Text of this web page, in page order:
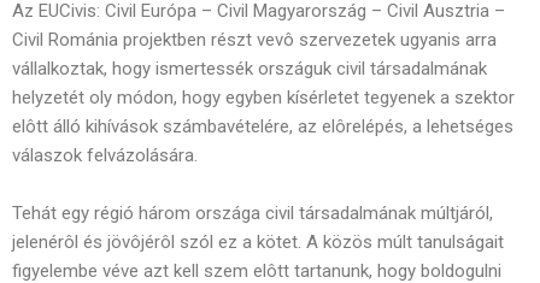
Az EUCivis: Civil Európa – Civil Magyarország – Civil Ausztria –
Civil Románia projektben részt vevô szervezetek ugyanis arra
vállalkoztak, hogy ismertessék országuk civil társadalmának
helyzetét oly módon, hogy egyben kísérletet tegyenek a szektor
elôtt álló kihívások számbavételére, az elôrelépés, a lehetséges
válaszok felvázolására.
Tehát egy régió három országa civil társadalmának múltjáról,
jelenérôl és jövôjérôl szól ez a kötet. A közös múlt tanulságait
figyelembe véve azt kell szem elôtt tartanunk, hogy boldogulni